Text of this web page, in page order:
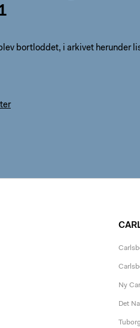
bortloddet, i arkivet herunder
Ny
Det